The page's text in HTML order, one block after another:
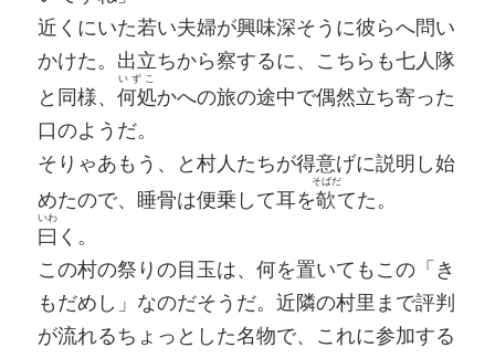
近くにいた若い夫婦が興味深そうに彼らへ問い
かけた。出立ちから察するに、こちらも七人隊
と同様、 何処
いずこ
かへの旅の途中で偶然立ち寄った
口のようだ。
そりゃあもう、と村人たちが得意げに説明し始
めたので、睡骨は便乗して耳を欹
そばだ
てた。
曰
いわ
く。
この村の祭りの目玉は、何を置いてもこの「き
もだめし」なのだそうだ。近隣の村里まで評判
が流れるちょっとした名物で、これに参加する